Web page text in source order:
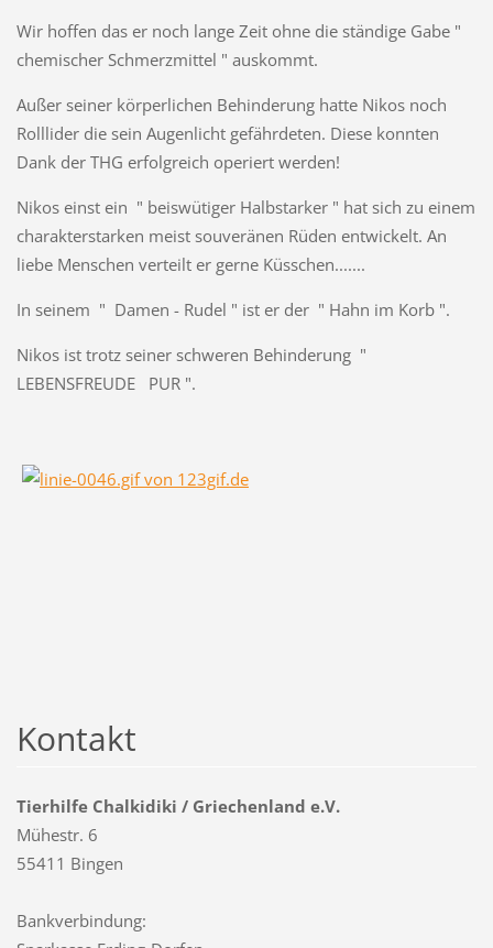
Wir hoffen das er noch lange Zeit ohne die ständige Gabe "
chemischer Schmerzmittel " auskommt.
Außer seiner körperlichen Behinderung hatte Nikos noch
Rolllider die sein Augenlicht gefährdeten. Diese konnten
Dank der THG erfolgreich operiert werden!
Nikos einst ein " beiswütiger Halbstarker " hat sich zu einem
charakterstarken meist souveränen Rüden entwickelt. An
liebe Menschen verteilt er gerne Küsschen.......
In seinem " Damen - Rudel " ist er der " Hahn im Korb ".
Nikos ist trotz seiner schweren Behinderung "
LEBENSFREUDE PUR ".
Kontakt
Tierhilfe Chalkidiki / Griechenland e.V.
Mühestr. 6
55411 Bingen
Bankverbindung: